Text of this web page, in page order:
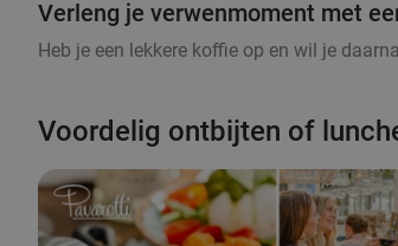
Verleng je verwenmoment met
Heb je een lekkere koffie op en wil je
Voordelig ontbijten of